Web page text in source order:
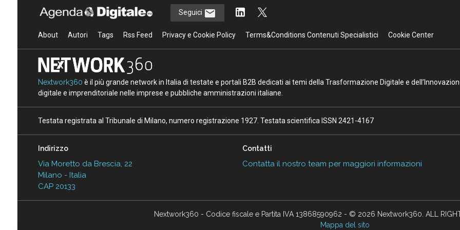
Seguici
About Autori Tags Rss Feed Privacy e Cookie Policy Terms&Conditions Contenuti Specialistici Cookie Center
Nextwork360 è il più grande network in Italia di testate e portali B2B dedicati ai temi della Trasformazione Digitale e
digitale e imprenditoriale nelle imprese e pubbliche amministrazioni italiane.
Testata registrata al Tribunale di Milano, numero registrazione 1927. Testata scientifica ISSN 2421-4167
Indirizzo
Via Moretto da Brescia, 22
Milano - Italia
CAP 20133
Contatti
Contatta il nostro team per maggiori informazioni
Nextwork360 - Codice fiscale e Partita IVA 13868590962 - © 2026 Nextwork360. ALL
Mappa del sito